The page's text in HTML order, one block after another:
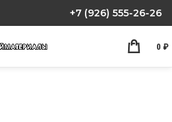
+7 (926) 555-26-26
0 ₽